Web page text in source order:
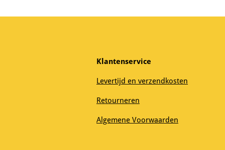
Klantenservice
Levertijd en verzendkosten
Retourneren
Algemene Voorwaarden